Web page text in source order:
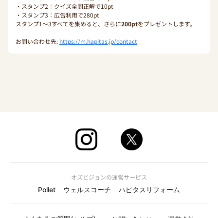
・スタンプ2：クイズ全問正解で10pt
・スタンプ3：広告利用で280pt
スタンプ1〜3すべてを集めると、さらに200ptをプレゼントします。
お問い合わせ先: https://m.hapitas.jp/contact
オズビジョンの運営サービス
Pollet
ウェルスコーチ ハピタスリフォーム